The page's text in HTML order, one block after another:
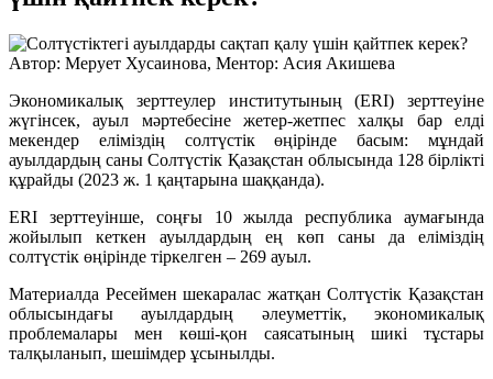
Автор: Мерует Хусаинова, Ментор: Асия Акишева
Экономикалық зерттеулер институтының (ERI) зерттеуіне
жүгінсек, ауыл мәртебесіне жетер-жетпес халқы бар елді
мекендер еліміздің солтүстік өңірінде басым: мұндай
ауылдардың саны Солтүстік Қазақстан облысында 128 бірлікті
құрайды (2023 ж. 1 қаңтарына шаққанда).
ERI зерттеуінше, соңғы 10 жылда республика аумағында
жойылып кеткен ауылдардың ең көп саны да еліміздің
солтүстік өңірінде тіркелген – 269 ауыл.
Материалда Ресеймен шекаралас жатқан Солтүстік Қазақстан
облысындағы ауылдардың әлеуметтік, экономикалық
проблемалары мен көші-қон саясатының шикі тұстары
талқыланып, шешімдер ұсынылды.